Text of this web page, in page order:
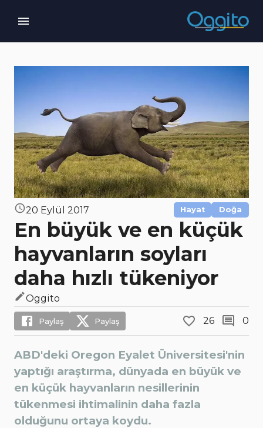
20 Eylül 2017 Hayat Doğa
En büyük ve en küçük
hayvanların soyları
daha hızlı tükeniyor
Oggito
Paylaş Paylaş 26 0
ABD'deki Oregon Eyalet Üniversitesi'nin
yaptığı araştırma, dünyada en büyük ve
en küçük hayvanların nesillerinin
tükenmesi ihtimalinin daha fazla
olduğunu ortaya koydu.